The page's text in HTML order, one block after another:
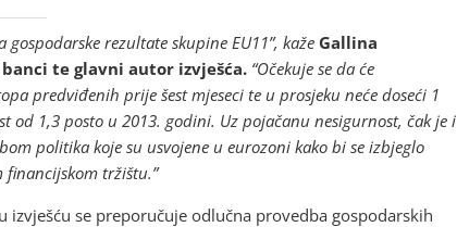
rezultate skupine EU11”, kaže Gallina
te glavni autor izvješća. “Očekuje se da će
predviđenih prije šest mjeseci te u prosjeku neće doseći 1
od 1,3 posto u 2013. godini. Uz pojačanu nesigurnost, čak je i
politika koje su usvojene u eurozoni kako bi se izbjeglo
tržištu.”
izvješću se preporučuje odlučna provedba gospodarskih